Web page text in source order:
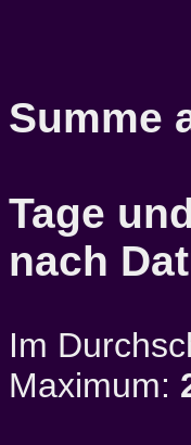
Summe
Tage
nach
Im
Maximum: